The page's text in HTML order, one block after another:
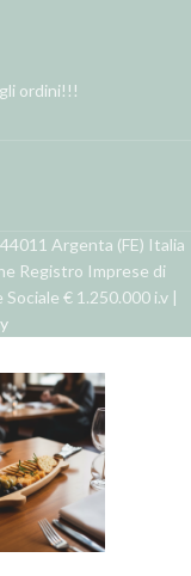
ordini!!!
Argenta (FE) Italia
Registro Imprese di
€ 1.250.000 i.v |